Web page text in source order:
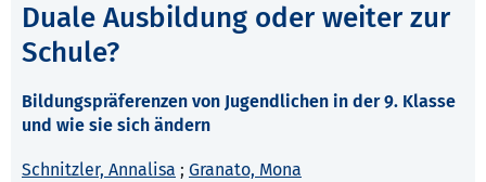
Duale Ausbildung oder weiter zur
Schule?
Bildungspräferenzen von Jugendlichen in der 9. Klasse
und wie sie sich ändern
Schnitzler, Annalisa ; Granato, Mona